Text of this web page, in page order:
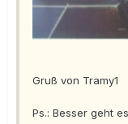
Gruß von Tramy1
Ps.: Besser geht